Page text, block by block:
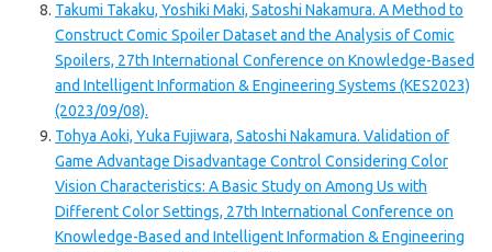
Takumi Takaku, Yoshiki Maki, Satoshi Nakamura. A Method to
Construct Comic Spoiler Dataset and the Analysis of Comic
Spoilers, 27th International Conference on Knowledge-Based
and Intelligent Information & Engineering Systems (KES2023)
(2023/09/08).
Tohya Aoki, Yuka Fujiwara, Satoshi Nakamura. Validation of
Game Advantage Disadvantage Control Considering Color
Vision Characteristics: A Basic Study on Among Us with
Different Color Settings, 27th International Conference on
Knowledge-Based and Intelligent Information & Engineering